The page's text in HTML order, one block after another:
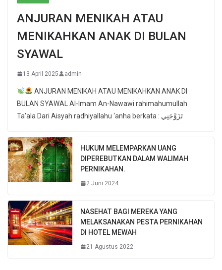
ANJURAN MENIKAH ATAU
MENIKAHKAN ANAK DI BULAN
SYAWAL
13 April 2025 admin
ANJURAN MENIKAH ATAU MENIKAHKAN ANAK DI
BULAN SYAWAL Al-Imam An-Nawawi rahimahumullah
Ta’ala Dari Aisyah radhiyallahu ‘anha berkata : تَزَوَّجَنِي
HUKUM MELEMPARKAN UANG
DIPEREBUTKAN DALAM WALIMAH
PERNIKAHAN.
2 Juni 2024
NASEHAT BAGI MEREKA YANG
MELAKSANAKAN PESTA PERNIKAHAN
DI HOTEL MEWAH
21 Agustus 2022